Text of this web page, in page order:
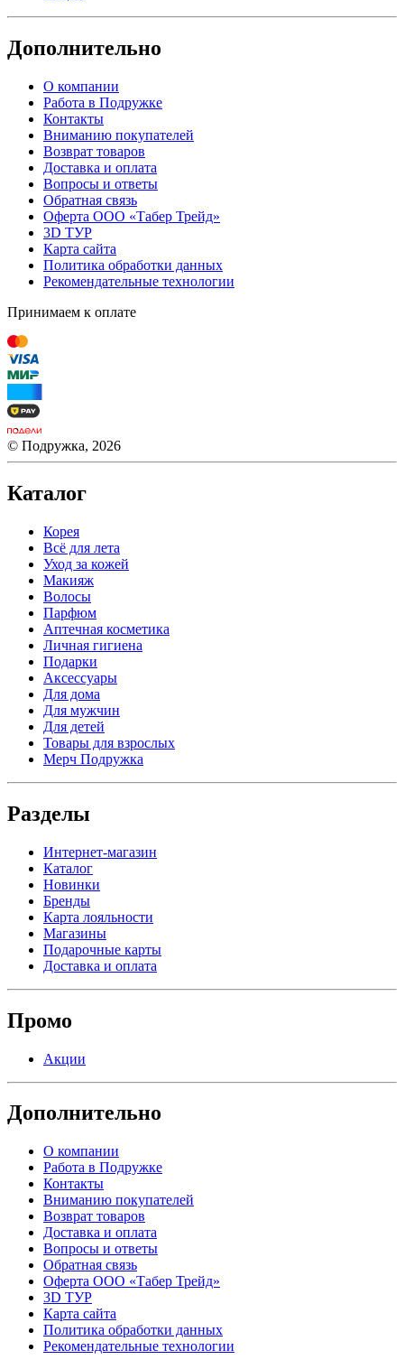
Дополнительно
О компании
Работа в Подружке
Контакты
Вниманию покупателей
Возврат товаров
Доставка и оплата
Вопросы и ответы
Обратная связь
Оферта ООО «Табер Трейд»
3D ТУР
Карта сайта
Политика обработки данных
Рекомендательные технологии
Принимаем к оплате
© Подружка, 2026
Каталог
Корея
Всё для лета
Уход за кожей
Макияж
Волосы
Парфюм
Аптечная косметика
Личная гигиена
Подарки
Аксессуары
Для дома
Для мужчин
Для детей
Товары для взрослых
Мерч Подружка
Разделы
Интернет-магазин
Каталог
Новинки
Бренды
Карта лояльности
Магазины
Подарочные карты
Доставка и оплата
Промо
Акции
Дополнительно
О компании
Работа в Подружке
Контакты
Вниманию покупателей
Возврат товаров
Доставка и оплата
Вопросы и ответы
Обратная связь
Оферта ООО «Табер Трейд»
3D ТУР
Карта сайта
Политика обработки данных
Рекомендательные технологии